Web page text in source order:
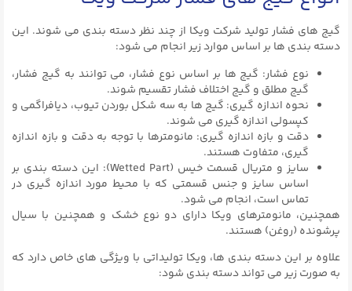
گیج های فشار تولید شرکت ویکا از چند نظر دسته بندی می شوند. این
دسته بندی ها بر اساس موارد زیر انجام می شود:
نوع فشار: گیج ها بر اساس نوع فشار، می توانند به گیج فشار،
گیج مطلق و گیج اختلاف فشار تقسیم شوند.
نحوه اندازه گیری: گیج ها به سه شکل بوردن تیوب، دیافراگمی و
کپسولی اندازه گیری می شوند.
دقت و بازه اندازه گیری: مانومترها با توجه به دقت و بازه اندازه
گیری، متفاوت هستند.
سایز و متریال قسمت خیس (Wetted Part): این دسته بندی بر
اساس سایز و جنس قسمتی که با محیط مورد اندازه گیری در
تماس است، انجام می شود.
همچنین، مانومترهای ویکا دارای دو نوع خشک و همچنین با سیال
پرشونده (روغن) هستند.
علاوه بر این دسته بندی ها، ویکا تولیداتی با ویژگی های خاص دارد که
به صورت زیر می تواند دسته بندی شود: